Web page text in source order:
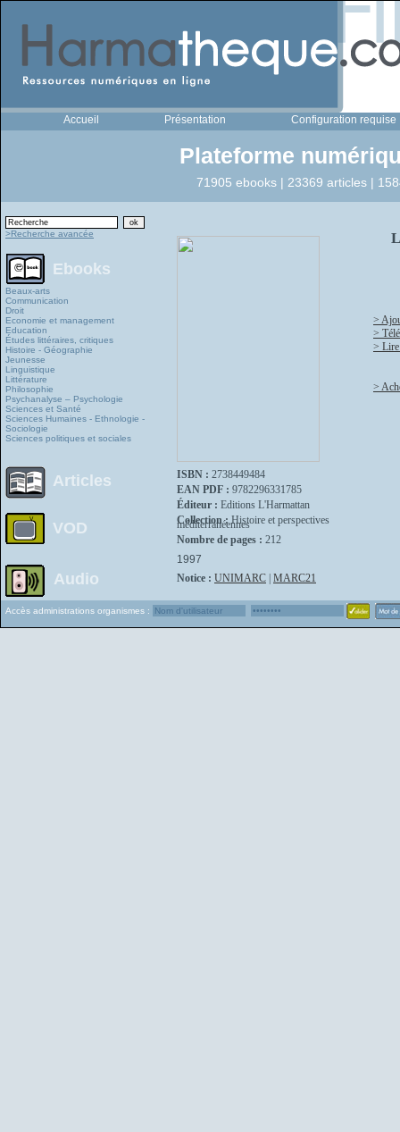
Accueil Présentation Configuration requise
Plateforme
71905 ebooks | 23369 articles |
>Recherche avancée
Ebooks
Beaux-arts
Communication
Droit
Economie et management
Education
Études littéraires, critiques
Histoire - Géographie
Jeunesse
Linguistique
Littérature
Philosophie
Psychanalyse – Psychologie
Sciences et Santé
Sciences Humaines - Ethnologie -
Sociologie
Sciences politiques et sociales
Articles
VOD
Audio
ISBN : 2738449484
EAN PDF : 9782296331785
Éditeur : Editions L'Harmattan
Collection :Histoire et perspectives
méditerranéennes
Nombre de pages : 212
1997
Notice : UNIMARC MARC21
>
>
> Lire
>
Accès administrations organismes :